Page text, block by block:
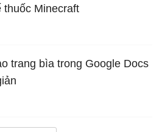
thuốc Minecraft
trang bìa trong Google Docs